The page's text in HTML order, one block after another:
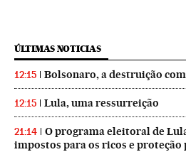
ÚLTIMAS NOTICIAS
12:15 Bolsonaro, a destruição
12:15 Lula, uma ressurreição
21:14
O programa eleitoral de
impostos para os ricos e proteção